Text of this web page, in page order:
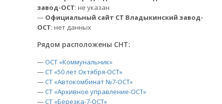
завод-ОСТ: не указан
— Официальный сайт СТ Владыкинский завод-
ОСТ: нет данных
Рядом расположены СНТ:
—ОСТ «Коммунальник»
—СТ «50 лет Октября-ОСТ»
—СТ «Автокомбинат №7-ОСТ»
—СТ «Архивное управление-ОСТ»
—СТ «Березка-7-ОСТ»